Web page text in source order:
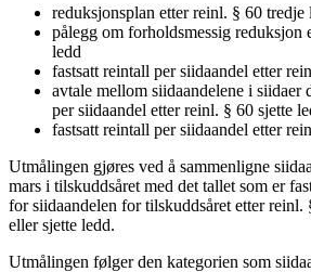
reduksjonsplan etter reinl. § 60 tredje
pålegg om forholdsmessig reduksjon
ledd
fastsatt reintall per siidaandel etter
avtale mellom siidaandelene i siidaer
per siidaandel etter reinl. § 60 sjette
fastsatt reintall per siidaandel etter
Utmålingen gjøres ved å sammenligne
mars i tilskuddsåret med det tallet som er
for siidaandelen for tilskuddsåret etter reinl.
eller sjette ledd.
Utmålingen følger den kategorien som